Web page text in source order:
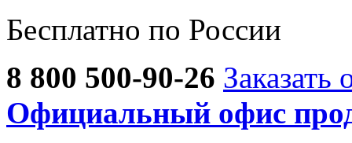
Бесплатно по России
8 800 500-90-26 Заказать
Официальный офис